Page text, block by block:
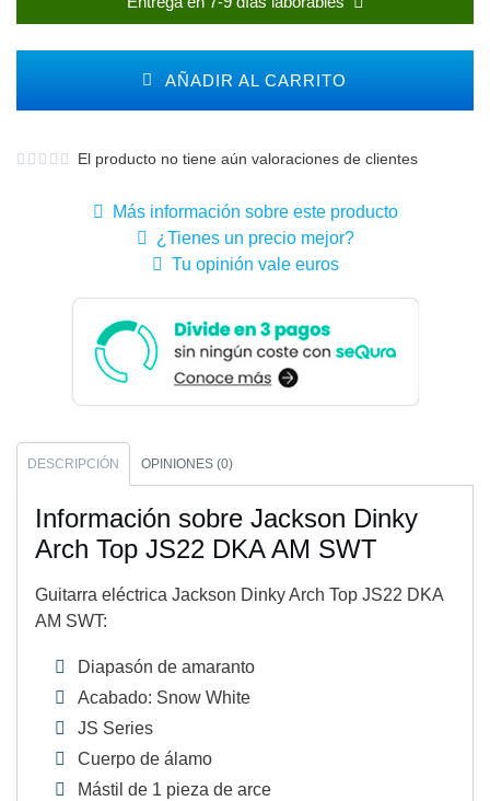
AÑADIR AL CARRITO
El producto no tiene aún valoraciones de clientes
Más información sobre este producto
¿Tienes un precio mejor?
Tu opinión vale euros
DESCRIPCIÓN OPINIONES (0)
Información sobre Jackson Dinky
Arch Top JS22 DKA AM SWT
Guitarra eléctrica Jackson Dinky Arch Top JS22 DKA
AM SWT:
Diapasón de amaranto
Acabado: Snow White
JS Series
Cuerpo de álamo
Mástil de 1 pieza de arce